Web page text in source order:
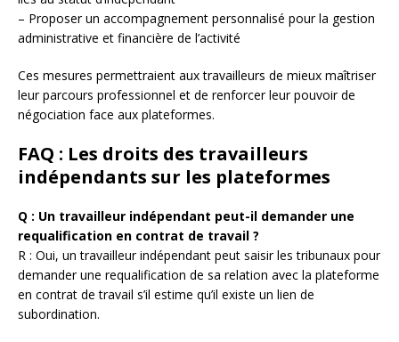
– Proposer un accompagnement personnalisé pour la gestion
administrative et financière de l’activité
Ces mesures permettraient aux travailleurs de mieux maîtriser
leur parcours professionnel et de renforcer leur pouvoir de
négociation face aux plateformes.
FAQ : Les droits des travailleurs
indépendants sur les plateformes
Q : Un travailleur indépendant peut-il demander une
requalification en contrat de travail ?
R : Oui, un travailleur indépendant peut saisir les tribunaux pour
demander une requalification de sa relation avec la plateforme
en contrat de travail s’il estime qu’il existe un lien de
subordination.